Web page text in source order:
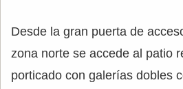
Desde la gran puerta de
zona norte se accede al patio
porticado con galerías dobles